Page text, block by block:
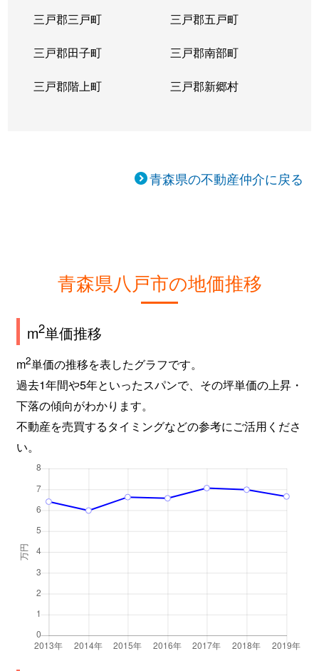
三戸郡三戸町 三戸郡五戸町
三戸郡田子町 三戸郡南部町
三戸郡階上町 三戸郡新郷村
青森県の不動産仲介に戻る
青森県八戸市の地価推移
m2単価推移
m2単価の推移を表したグラフです。
過去1年間や5年といったスパンで、その坪単価の上昇・
下落の傾向がわかります。
不動産を売買するタイミングなどの参考にご活用くださ
い。